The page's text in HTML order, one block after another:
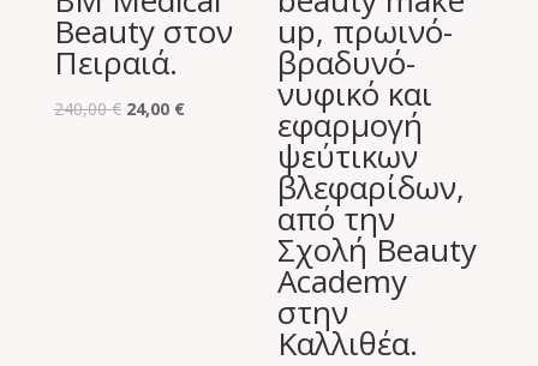
Beauty στον
Πειραιά.
240,00€ Original
24,00 €Η
up, πρωινό-
βραδυνό-
νυφικό και
εφαρμογή
ψεύτικων
βλεφαρίδων,
από την
Σχολή Beauty
Academy
στην
Καλλιθέα.